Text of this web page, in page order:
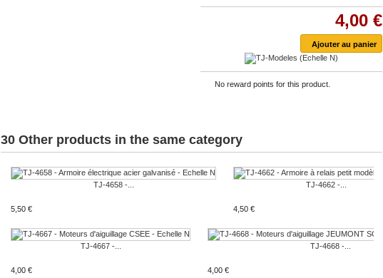
4,00 €
No reward points for this product.
30 Other products in the same category
TJ-4658 -...
5,50 €
TJ-4662 -...
4,50 €
TJ-4667 -...
4,00 €
TJ-4668 -...
4,00 €